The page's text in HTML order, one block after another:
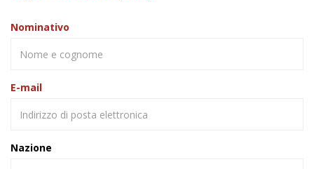
Nominativo
E-mail
Nazione